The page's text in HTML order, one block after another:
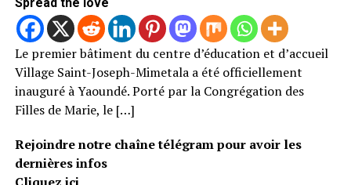
Le premier bâtiment du centre d’éducation et d’accueil
Village Saint-Joseph-Mimetala a été officiellement
inauguré à Yaoundé. Porté par la Congrégation des
Filles de Marie, le […]
Rejoindre notre chaîne télégram pour avoir les
dernières infos